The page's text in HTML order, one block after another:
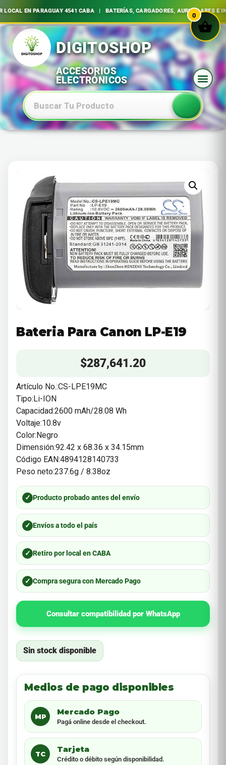
EN PARAGUAY 4541 CABA | BATERÍAS, CARGADORES, AURICULARES E
Ir
al
contenido
Bateria Para Canon LP-E19
$287,641.20
Artículo No.:CS-LPE19MC
Tipo:Li-ION
Capacidad:2600 mAh/28.08 Wh
Voltaje:10.8v
Color:Negro
Dimensión:92.42 x 68.36 x 34.15mm
Código EAN:4894128140733
Peso neto:237.6g / 8.38oz
✓ Producto probado antes del envío
✓ Envíos a todo el país
✓ Retiro por local en CABA
✓ Compra segura con Mercado Pago
Consultar compatibilidad por WhatsApp
Sin stock disponible
Medios de pago disponibles
MP
Mercado Pago
Pagá online desde el checkout.
TC
Tarjeta
Crédito o débito según disponibilidad.
0